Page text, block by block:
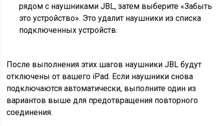
рядом с наушниками JBL, затем выберите «Забыть
это устройство». Это удалит наушники из списка
подключенных устройств.
После выполнения этих шагов наушники JBL будут
отключены от вашего iPad. Если наушники снова
подключаются автоматически, выполните один из
вариантов выше для предотвращения повторного
соединения.